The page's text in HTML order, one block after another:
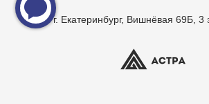
г. Екатеринбург, Вишнёвая 69Б,